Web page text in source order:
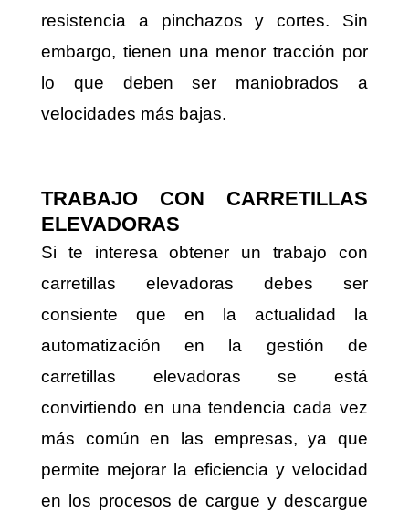
resistencia a pinchazos y cortes. Sin
embargo, tienen una menor tracción por
lo que deben ser maniobrados a
velocidades más bajas.
TRABAJO CON CARRETILLAS
ELEVADORAS
Si te interesa obtener un trabajo con
carretillas elevadoras debes ser
consiente que en la actualidad la
automatización en la gestión de
carretillas elevadoras se está
convirtiendo en una tendencia cada vez
más común en las empresas, ya que
permite mejorar la eficiencia y velocidad
en los procesos de cargue y descargue